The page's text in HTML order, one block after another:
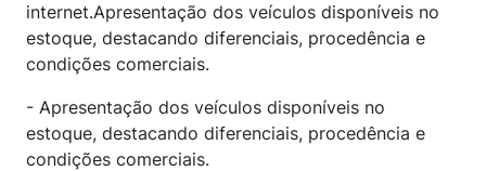
internet.Apresentação dos veículos disponíveis no
estoque, destacando diferenciais, procedência e
condições comerciais.
- Apresentação dos veículos disponíveis no
estoque, destacando diferenciais, procedência e
condições comerciais.